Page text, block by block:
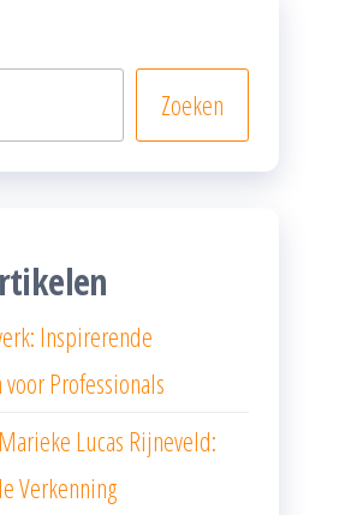
Zoeken
Inspirerende
Professionals
Lucas Rijneveld:
Verkenning